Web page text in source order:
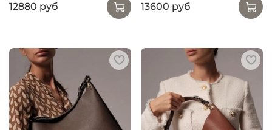
12880 руб
13600 руб